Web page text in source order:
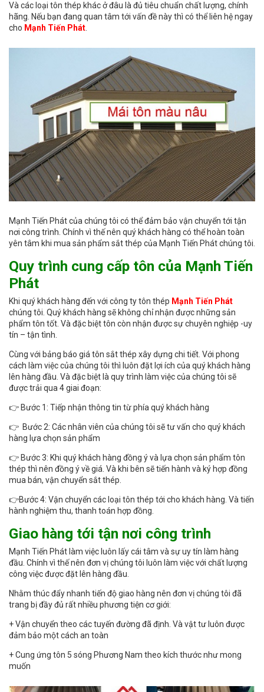
Và các loại tôn thép khác ở đâu là đủ tiêu chuẩn chất lượng, chính
hãng. Nếu bạn đang quan tâm tới vấn đề này thì có thể liên hệ ngay
cho Mạnh Tiến Phát.
Mạnh Tiến Phát của chúng tôi có thể đảm bảo vận chuyển tới tận
nơi công trình. Chính vì thế nên quý khách hàng có thể hoàn toàn
yên tâm khi mua sản phẩm sắt thép của Mạnh Tiến Phát chúng tôi.
Quy trình cung cấp tôn của Mạnh Tiến
Phát
Khi quý khách hàng đến với công ty tôn thép Mạnh Tiến Phát
chúng tôi. Quý khách hàng sẽ không chỉ nhận được những sản
phẩm tôn tốt. Và đặc biệt tôn còn nhận được sự chuyên nghiệp -uy
tín – tận tình.
Cùng với bảng báo giá tôn sắt thép xây dựng chi tiết. Với phong
cách làm việc của chúng tôi thì luôn đặt lợi ích của quý khách hàng
lên hàng đầu. Và đặc biệt là quy trình làm việc của chúng tôi sẽ
được trải qua 4 giai đoạn:
👉 Bước 1: Tiếp nhận thông tin từ phía quý khách hàng
👉 Bước 2: Các nhân viên của chúng tôi sẽ tư vấn cho quý khách
hàng lựa chọn sản phẩm
👉 Bước 3: Khi quý khách hàng đồng ý và lựa chọn sản phẩm tôn
thép thì nên đồng ý về giá. Và khi bên sẽ tiến hành và ký hợp đồng
mua bán, vận chuyển sắt thép.
👉Bước 4: Vận chuyển các loại tôn thép tới cho khách hàng. Và tiến
hành nghiệm thu, thanh toán hợp đồng.
Giao hàng tới tận nơi công trình
Mạnh Tiến Phát làm việc luôn lấy cái tâm và sự uy tín làm hàng
đầu. Chính vì thế nên đơn vị chúng tôi luôn làm việc với chất lượng
công việc được đặt lên hàng đầu.
Nhằm thúc đẩy nhanh tiến độ giao hàng nên đơn vị chúng tôi đã
trang bị đầy đủ rất nhiều phương tiện cơ giới:
+ Vận chuyển theo các tuyến đường đã định. Và vật tư luôn được
đảm bảo một cách an toàn
+ Cung ứng tôn 5 sóng Phương Nam theo kích thước như mong
muốn